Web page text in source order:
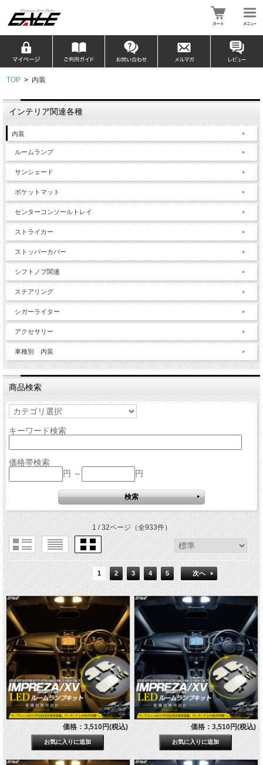
TOP > 内装
インテリア関連各種
内装
ルームランプ
サンシェード
ポケットマット
センターコンソールトレイ
ストライカー
ストッパーカバー
シフトノブ関連
ステアリング
シガーライター
アクセサリー
車種別 内装
商品検索
キーワード検索
価格帯検索
円 ～
円
1 / 32ページ（全933件）
1 2 3 4 5 次へ
価格：3,510円(税込) 価格：3,510円(税込)